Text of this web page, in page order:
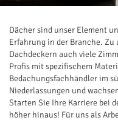
Dächer sind unser Element
Erfahrung in der Branche. Zu
Dachdeckern auch viele
Profis mit spezifischem
Bedachungsfachhändler im
Niederlassungen und
Starten Sie Ihre Karriere bei
höher hinaus! Für uns als